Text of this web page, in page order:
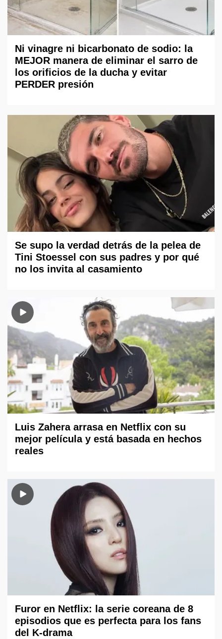
Ni vinagre ni bicarbonato de sodio: la
MEJOR manera de eliminar el sarro de
los orificios de la ducha y evitar
PERDER presión
Se supo la verdad detrás de la pelea de
Tini Stoessel con sus padres y por qué
no los invita al casamiento
Luis Zahera arrasa en Netflix con su
mejor película y está basada en hechos
reales
Furor en Netflix: la serie coreana de 8
episodios que es perfecta para los fans
del K-drama